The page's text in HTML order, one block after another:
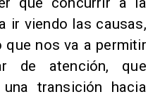
ir viendo las causas,
nos va a permitir
de atención, que
transición hacia